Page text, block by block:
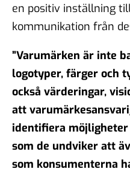
en positiv inställning
kommunikation från
”Varumärken är inte
logotyper, färger och
också värderingar,
att
identifiera
som de undviker att
som konsumenterna